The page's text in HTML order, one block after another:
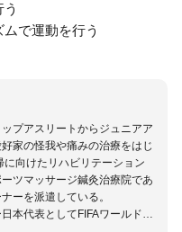
で運動を行う
プアスリートからジュニアア
家の怪我や痛みの治療をはじ
向けたリハビリテーション
ツマッサージ鍼灸治療院であ
ーを派遣している。
本代表としてFIFAワールドカ